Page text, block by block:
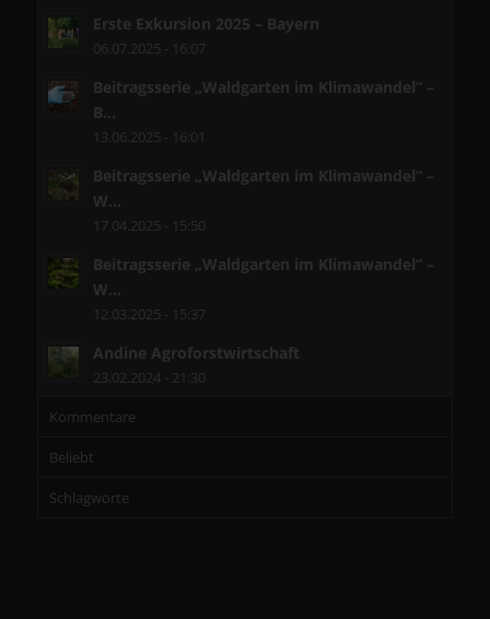
Erste Exkursion 2025 – Bayern
06.07.2025 - 16:07
Beitragsserie „Waldgarten im Klimawandel“ –
B...
13.06.2025 - 16:01
Beitragsserie „Waldgarten im Klimawandel“ –
W...
17.04.2025 - 15:50
Beitragsserie „Waldgarten im Klimawandel“ –
W...
12.03.2025 - 15:37
Andine Agroforstwirtschaft
23.02.2024 - 21:30
Kommentare
Beliebt
Schlagworte